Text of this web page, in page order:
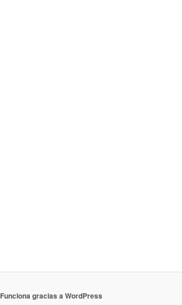
Funciona gracias a WordPress